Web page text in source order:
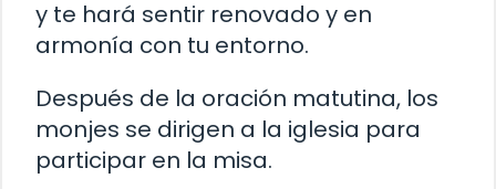
y te hará sentir renovado y en
armonía con tu entorno.
Después de la oración matutina, los
monjes se dirigen a la iglesia para
participar en la misa.